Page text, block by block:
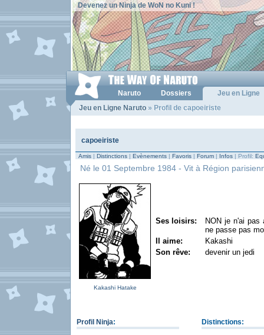
Devenez un Ninja de WoN no Kuni !
Naruto Dossiers
Jeu en Ligne
Jeu en Ligne Naruto » Profil de capoeiriste
capoeiriste
Amis | Distinctions | Evènements | Favoris | Forum | Infos | Profil:
Né le 01 Septembre 1984 - Vit à Région
Kakashi Hatake
Ses loisirs:
NON je n'ai pas
ne passe pas
Il aime:
Kakashi
Son rêve:
devenir un jedi
Profil Ninja: Distinctions: